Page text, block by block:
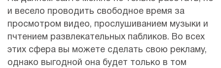
и весело проводить свободное время за
просмотром видео, прослушиванием музыки и
пчтением развлекательных пабликов. Во всех
этих сфера вы можете сделать свою рекламу,
однако выгодной она будет только в том